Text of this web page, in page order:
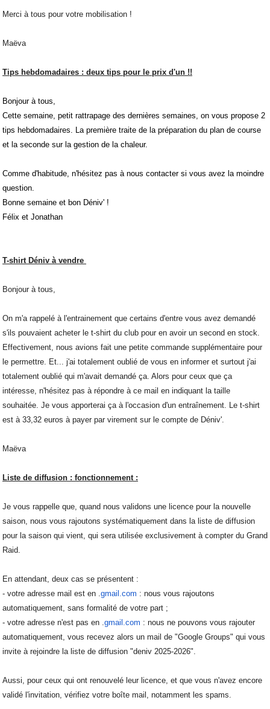
Merci à tous pour votre mobilisation !
Maëva
Tips hebdomadaires : deux tips pour le prix d'un !!
Bonjour à tous,
Cette semaine, petit rattrapage des dernières semaines, on vous propose 2
tips hebdomadaires. La première traite de la préparation du plan de course
et la seconde sur la gestion de la chaleur.
Comme d'habitude, n'hésitez pas à nous contacter si vous avez la moindre
question.
Bonne semaine et bon Déniv' !
Félix et Jonathan
T-shirt Déniv à vendre
Bonjour à tous,
On m'a rappelé à l'entrainement que certains d'entre vous avez demandé
s'ils pouvaient acheter le t-shirt du club pour en avoir un second en stock.
Effectivement, nous avions fait une petite commande supplémentaire pour
le permettre. Et... j'ai totalement oublié de vous en informer et surtout j'ai
totalement oublié qui m'avait demandé ça. Alors pour ceux que ça
intéresse, n'hésitez pas à répondre à ce mail en indiquant la taille
souhaitée. Je vous apporterai ça à l'occasion d'un entraînement. Le t-shirt
est à 33,32 euros à payer par virement sur le compte de Déniv'.
Maëva
Liste de diffusion : fonctionnement :
Je vous rappelle que, quand nous validons une licence pour la nouvelle
saison, nous vous rajoutons systématiquement dans la liste de diffusion
pour la saison qui vient, qui sera utilisée exclusivement à compter du Grand
Raid.
En attendant, deux cas se présentent :
- votre adresse mail est en . gmail.com : nous vous rajoutons
automatiquement, sans formalité de votre part ;
- votre adresse n'est pas en . gmail.com : nous ne pouvons vous rajouter
automatiquement, vous recevez alors un mail de "Google Groups" qui vous
invite à rejoindre la liste de diffusion "deniv 2025-2026".
Aussi, pour ceux qui ont renouvelé leur licence, et que vous n'avez encore
validé l'invitation, vérifiez votre boîte mail, notamment les spams.